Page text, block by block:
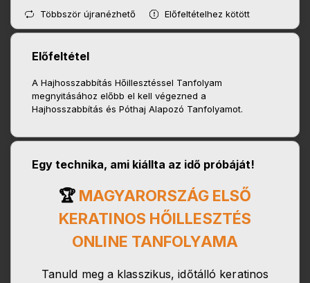
Többször újranézhető
Előfeltételhez kötött
Előfeltétel
A Hajhosszabbítás Hőillesztéssel Tanfolyam
megnyitásához előbb el kell végezned a
Hajhosszabbítás és Póthaj Alapozó Tanfolyamot.
Egy technika, ami kiállta az idő próbáját!
🏆 MAGYARORSZÁG ELSŐ
KERATINOS HŐILLESZTÉS
ONLINE TANFOLYAMA
Tanuld meg a klasszikus, időtálló keratinos